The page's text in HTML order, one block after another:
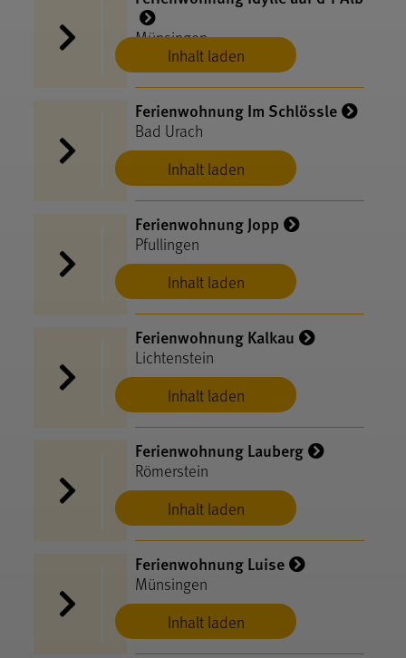
Inhalt laden
Münsingen
Inhalt laden
Ferienwohnung Im Schlössle
Bad Urach
Inhalt laden
Ferienwohnung Jopp
Pfullingen
Inhalt laden
Ferienwohnung Kalkau
Lichtenstein
Inhalt laden
Ferienwohnung Lauberg
Römerstein
Inhalt laden
Ferienwohnung Luise
Münsingen